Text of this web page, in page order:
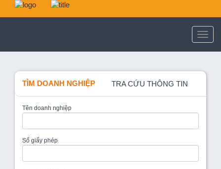
TÌM DOANH NGHIỆP TRA CỨU THÔNG TIN
Tên doanh nghiệp
Số giấy phép